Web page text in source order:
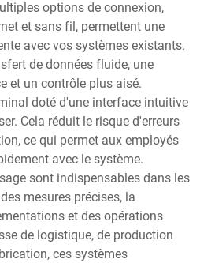
options de connexion,
et sans fil, permettent une
avec vos systèmes existants.
de données fluide, une
et un contrôle plus aisé.
doté d'une interface intuitive
Cela réduit le risque d'erreurs
ce qui permet aux employés
avec le système.
sont indispensables dans les
mesures précises, la
et des opérations
de logistique, de production
ces systèmes